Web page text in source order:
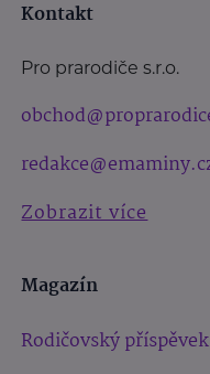
Kontakt
Pro prarodiče s.r.o.
Zobrazit více
Magazín
Rodičovský příspěvek